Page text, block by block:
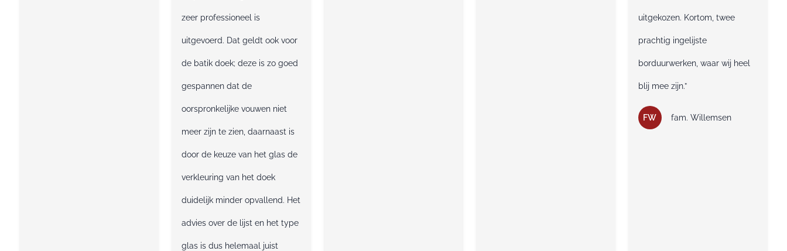
zeer professioneel is
uitgevoerd. Dat geldt ook voor
de batik doek; deze is zo goed
gespannen dat de
oorspronkelijke vouwen niet
meer zijn te zien, daarnaast is
door de keuze van het glas de
verkleuring van het doek
duidelijk minder opvallend. Het
advies over de lijst en het type
glas is dus helemaal juist
uitgekozen. Kortom, twee
prachtig ingelijste
borduurwerken, waar wij heel
blij mee zijn.”
FW fam. Willemsen